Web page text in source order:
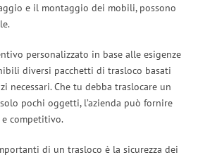
e il montaggio dei mobili, possono
personalizzato in base alle esigenze
diversi pacchetti di trasloco basati
necessari. Che tu debba traslocare un
pochi oggetti, l’azienda può fornire
competitivo.
di un trasloco è la sicurezza dei